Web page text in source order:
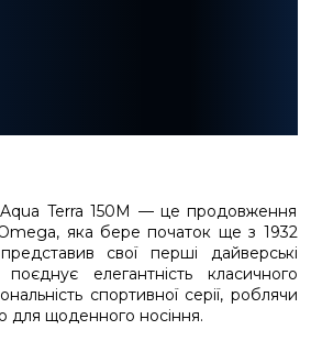
Terra 150M — це продовження
яка бере початок ще з 1932
свої перші дайверські
елегантність класичного
спортивної серії, роблячи
для щоденного носіння.